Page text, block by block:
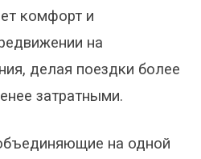
комфорт и
на
делая поездки более
затратными.
на одной